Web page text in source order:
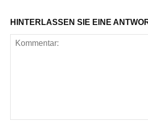
HINTERLASSEN SIE EINE